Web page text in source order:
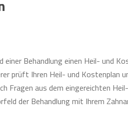
Behandlung einen Heil- und
prüft Ihren Heil- und Kostenplan
Fragen aus dem eingereichten
der Behandlung mit Ihrem